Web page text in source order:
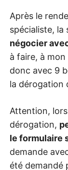
Après le
spécialiste, la
négocier
à faire, à
donc avec 9
la dérogation
Attention,
dérogation,
le formulaire
demande
été demandé